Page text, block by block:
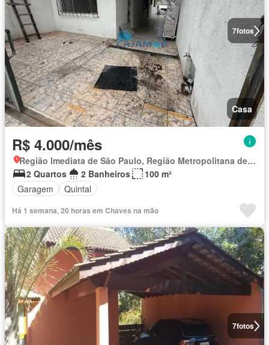
7fotos
Casa
R$ 4.000/mês
Região Imediata de São Paulo, Região Metropolitana de São Paulo
2 Quartos
2 Banheiros
100 m²
Garagem
Quintal
Há 1 semana, 20 horas em Chaves na mão
7fotos